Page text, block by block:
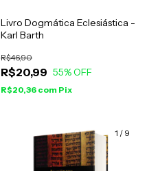
Livro Dogmática Eclesiástica -
Karl Barth
R$20,99
R$46,90
55% OFF
R$20,36 com Pix
1 / 9